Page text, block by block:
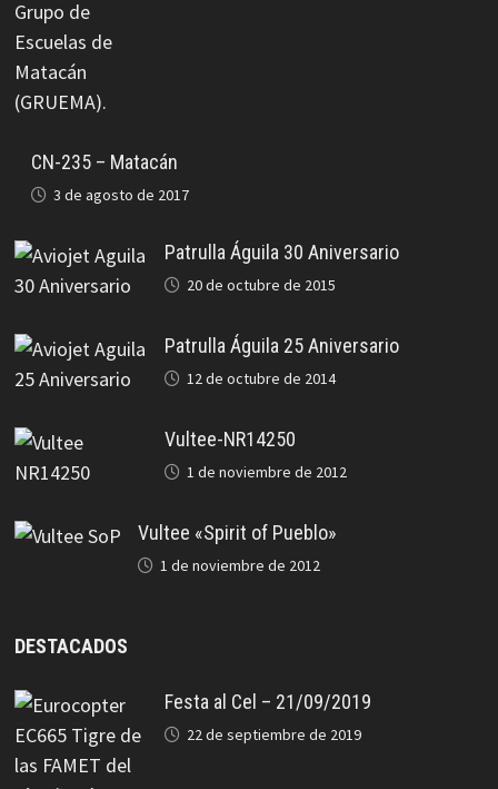
CN-235 – Matacán
3 de agosto de 2017
Patrulla Águila 30 Aniversario
20 de octubre de 2015
Patrulla Águila 25 Aniversario
12 de octubre de 2014
Vultee-NR14250
1 de noviembre de 2012
Vultee «Spirit of Pueblo»
1 de noviembre de 2012
DESTACADOS
Festa al Cel – 21/09/2019
22 de septiembre de 2019